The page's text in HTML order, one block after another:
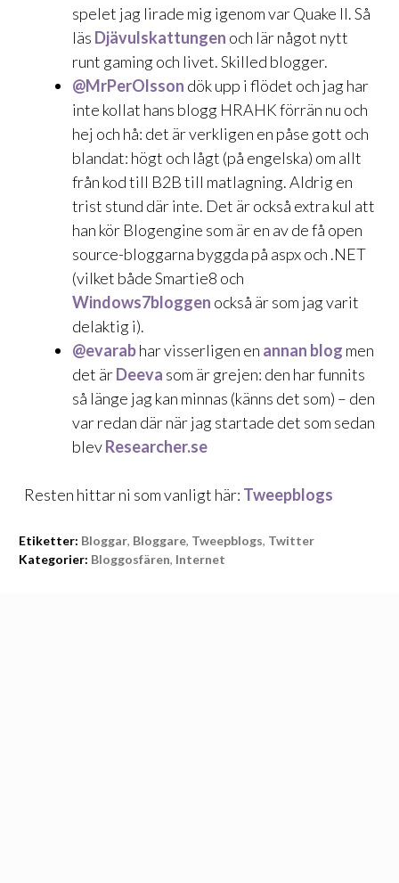
spelet jag lirade mig igenom var Quake II. Så
läs Djävulskattungen och lär något nytt
runt gaming och livet. Skilled blogger.
@MrPerOlsson dök upp i flödet och jag har
inte kollat hans blogg HRAHKförrän nu och
hej och hå: det är verkligen en påse gott och
blandat: högt och lågt (på engelska) om allt
från kod till B2B till matlagning. Aldrig en
trist stund där inte. Det är också extra kul att
han kör Blogengine som är en av de få open
source-bloggarna byggda på aspx och .NET
(vilket bådeSmartie8 och
Windows7bloggen också är som jag varit
delaktig i).
@evarabhar visserligen en annan blog men
det ärDeeva som är grejen: den har funnits
så länge jag kan minnas (känns det som) – den
var redan där när jag startade det som sedan
blevResearcher.se
Resten hittar ni som vanligt här: Tweepblogs
Etiketter: Bloggar, Bloggare, Tweepblogs, Twitter
Kategorier: Bloggosfären, Internet